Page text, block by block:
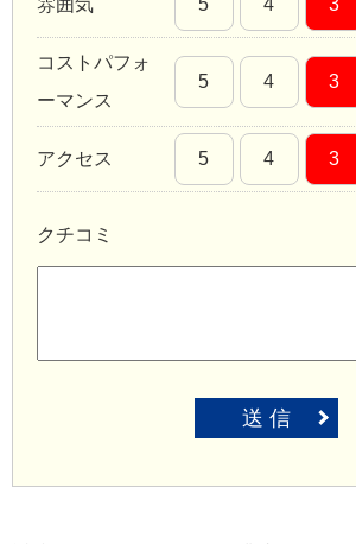
コストパフォ
ーマンス
5 4 3
アクセス 5 4 3
クチコミ
送 信